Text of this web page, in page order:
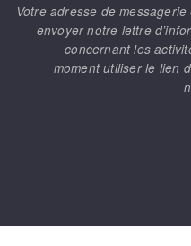
Votre adresse de
envoyer notre lettre
concernant les
moment utiliser le lien